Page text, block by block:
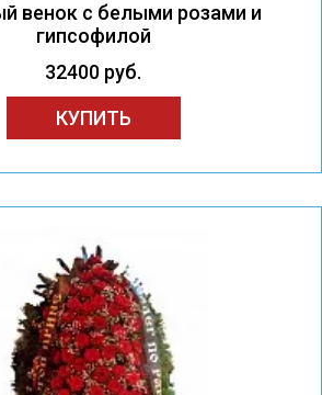
венок с белыми розами и
гипсофилой
32400 руб.
КУПИТЬ